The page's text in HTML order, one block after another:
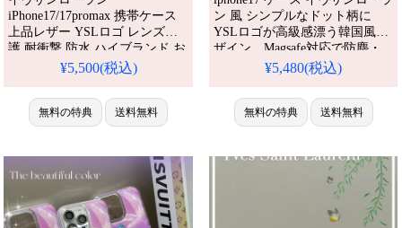
iPhone17/17promax 携帯ケース
上品レザー YSLロゴ レンズ保
護 耐衝撃 防水 ハイブランド お
しゃれ 新発売 iPhone16/16proカ
マホケース ブランド レディー
ス 可愛い 人気 おすすめ iPhone
17 プロ / プラス ケース
¥5,500(税込)
無料の特典 送料無料
ン 風 シンプルなドット柄に
YSLロゴが高級感漂う韓国風デ
ザイン。Magsafe対応で防塵・
滑り止め加工付き。レンズ周り
輝き、芸能人風の上品さが魅力
です。アイフォン
18/18pro/16pro/16pro max 携帯ケ
¥5,480(税込)
無料の特典 送料無料